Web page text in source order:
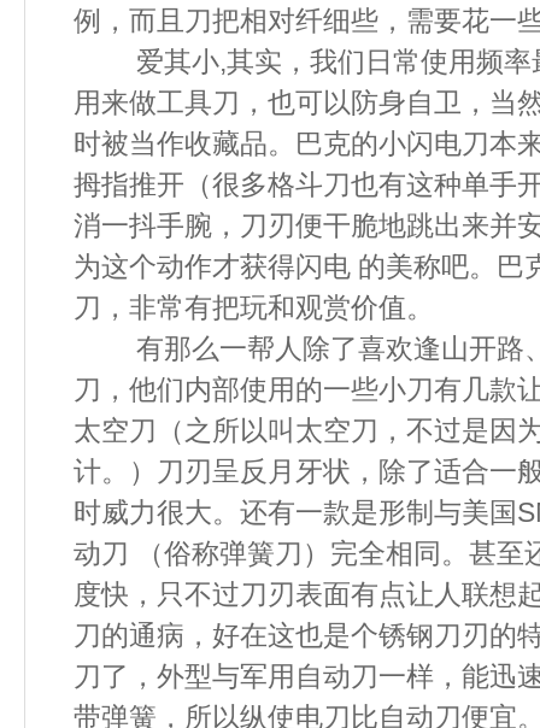
例，而且刀把相对纤细些，需
爱其小,其实，我们日常使用频率
用来做工具刀，也可以防身自卫，当
时被当作收藏品。巴克的小闪电刀本
拇指推开（很多格斗刀也有这种单手
消一抖手腕，刀刃便干脆地跳出来并
为这个动作才获得闪电 的美称吧。巴
刀，非常有把玩和观赏价值
有那么一帮人除了喜欢逢山开路
刀，他们内部使用的一些小刀有几款
太空刀（之所以叫太空刀，不过是因
计。）刀刃呈反月牙状，除了适合一
时威力很大。还有一款是形制与美国
动刀 （俗称弹簧刀）完全相同。甚至
度快，只不过刀刃表面有点让人联想
刀的通病，好在这也是个锈钢刀刃的
刀了，外型与军用自动刀一样，能迅
带弹簧，所以纵使电刀比自动刀